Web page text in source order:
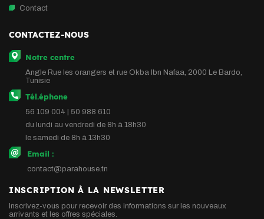
Contact
CONTACTEZ-NOUS
Notre centre
Angle Rue les orangers et rue Okba Ibn Nafaa, 2000 Le Bardo,
Tunisie
Tél.éphone
56 109 004 | 50 988 610
du lundi au vendredi de 8h à 18h30
le samedi de 8h à 13h30
Email :
contact@parahouse.tn
INSCRIPTION À LA NEWSLETTER
Inscrivez-vous pour recevoir des informations sur les nouveaux
arrivants et les offres spéciales.